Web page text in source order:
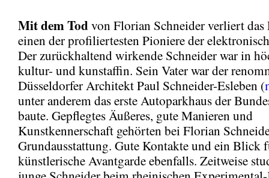
Mitdem Todvon Florian Schneider verliert das
einen der profiliertesten Pioniere der
Der zurückhaltend wirkende Schneider war in
kultur- und kunstaffin. Sein Vater war der
Düsseldorfer Architekt Paul Schneider-Esleben (
unter anderem das erste Autoparkhaus der
baute. Gepflegtes Äußeres, gute Manieren und
Kunstkennerschaft gehörten bei Florian
Grundausstattung. Gute Kontakte und ein Blick
künstlerische Avantgarde ebenfalls. Zeitweise